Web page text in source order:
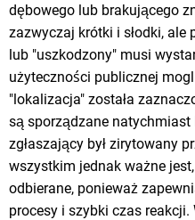
dębowego lub brakującego
zazwyczaj krótki i słodki, ale
lub "uszkodzony" musi
użyteczności publicznej
"lokalizacja" została
są sporządzane
zgłaszający był zirytowany
wszystkim jednak ważne
odbierane, ponieważ
procesy i szybki czas